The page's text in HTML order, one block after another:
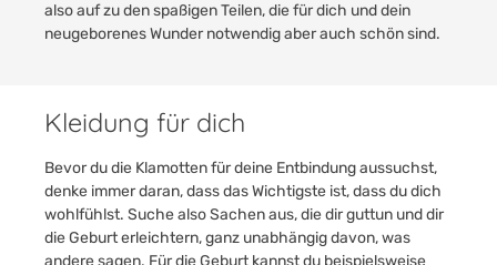
also auf zu den spaßigen Teilen, die für dich und dein
neugeborenes Wunder notwendig aber auch schön sind.
Kleidung für dich
Bevor du die Klamotten für deine Entbindung aussuchst,
denke immer daran, dass das Wichtigste ist, dass du dich
wohlfühlst. Suche also Sachen aus, die dir guttun und dir
die Geburt erleichtern, ganz unabhängig davon, was
andere sagen. Für die Geburt kannst du beispielsweise